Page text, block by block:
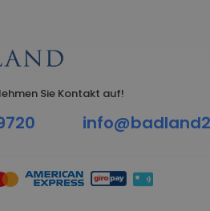
Sie Kontakt auf!